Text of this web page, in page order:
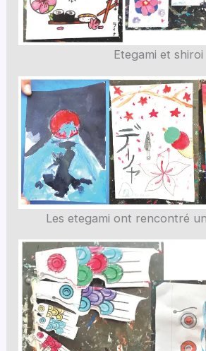
Etegami et shiroi
Les etegami ont rencontré